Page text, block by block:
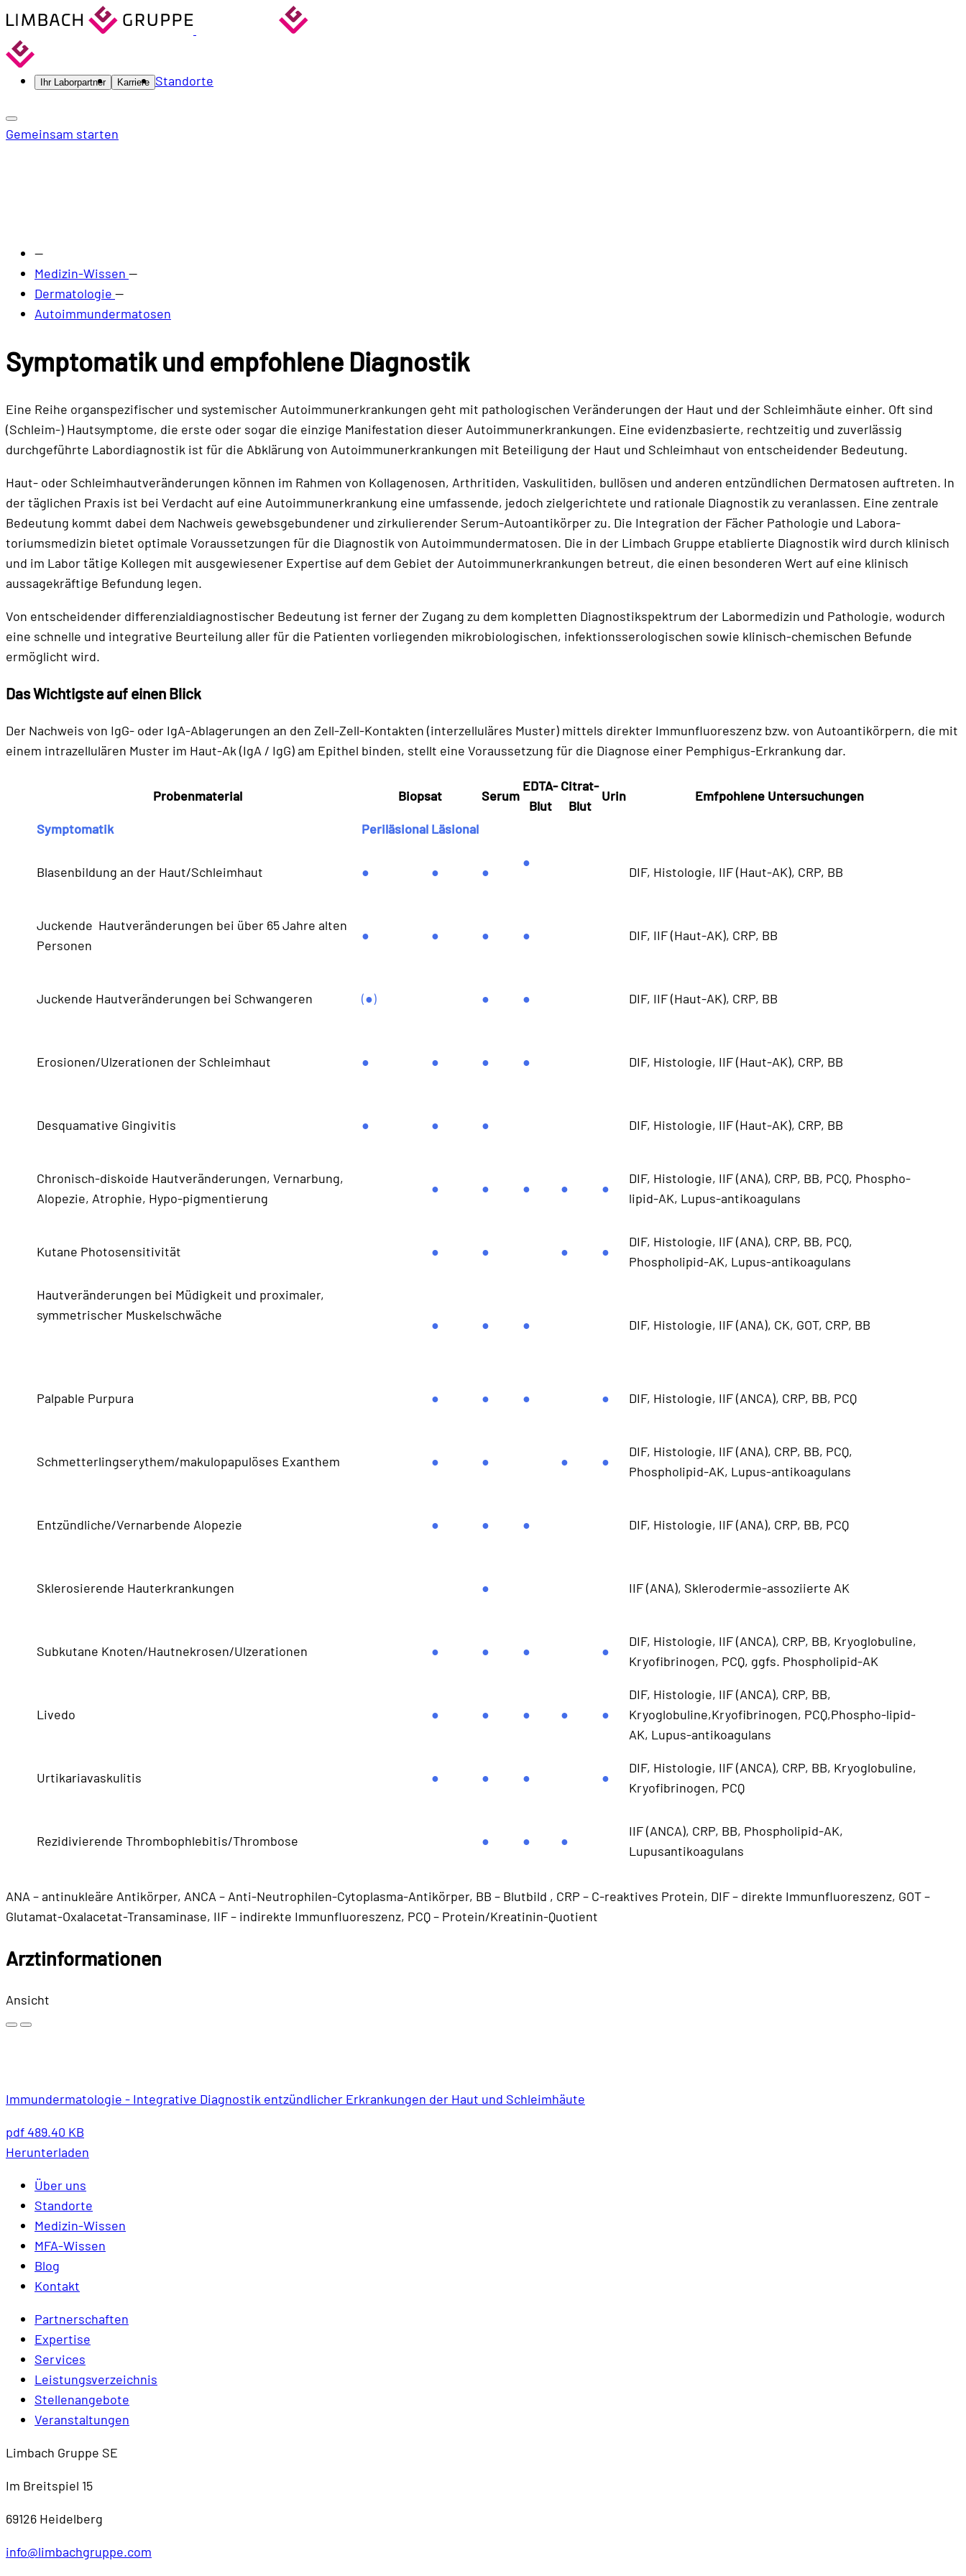
Ihr Laborpartner Karriere Standorte
Gemeinsam starten
—
Medizin-Wissen —
Dermatologie —
Autoimmundermatosen
Symptomatik und empfohlene Diagnostik
Eine Reihe organspezifischer und systemischer Auto­immunerkrankungen geht mit pathologischen Veränderungen der Haut und der Schleimhäute ein­her. Oft sind
(Schleim-) Hautsymptome, die erste oder sogar die einzige Manifestation dieser Autoimmuner­kran­­kungen. Eine evidenzbasierte, recht­zeitig und zu­ver­lässig
durchgeführte Labor­diagnostik ist für die Ab­klärung von Auto­immun­erkrankungen mit Betei­ligung der Haut und Schleim­haut von entscheidender Bedeutung.
Haut- oder Schleimhautveränderungen können im Ra­h­men von Kollagenosen, Arthritiden, Vas­kulitiden, bul­lösen und anderen entzündlichen Dermatosen auftre­ten. In
der täglichen Praxis ist bei Verdacht auf eine Autoimmunerkrankung eine umfassende, je­doch zielgerichtete und rationale Diagnostik zu ver­anlassen. Eine zentrale
Bedeutung kommt dabei dem Nachweis gewebs­gebundener und zirkulierender Se­rum-Auto­­antikörper zu. Die Integration der Fächer Pathologie und Labora­
toriumsmedizin bietet optimale Voraussetzungen für die Diagnostik von Autoimmun­dermatosen. Die in der Limbach Gruppe etablierte Diagnostik wird durch klinisch
und im Labor tätige Kolle­gen mit ausgewiesener Expertise auf dem Gebiet der Autoimmun­erkrankungen betreut, die einen beson­deren Wert auf eine klinisch
aussagekräftige Befundung legen.
Von entscheidender differenzialdiagnostischer Bedeutung ist ferner der Zugang zu dem kompletten Dia­gnostikspektrum der Labormedizin und Patho­logie, wodurch
eine schnelle und integrative Beurtei­lung aller für die Patienten vorliegenden mikrobio­logischen, infektionsserologischen sowie klinisch-che­mischen Befunde
ermöglicht wird.
Das Wichtigste auf einen Blick
Der Nachweis von IgG- oder IgA-Ablagerungen an den Zell-Zell-Kontakten (interzelluläres Muster) mittels direkter Immunfluoreszenz bzw. von Autoantikörpern, die mit
einem intrazellulären Muster im Haut-Ak (IgA / IgG) am Epithel binden, stellt eine Voraussetzung für die Diagnose einer Pemphigus-Erkrankung dar.
Probenmaterial Biopsat Serum
EDTA-
Blut
Citrat-
Blut
Urin Emfpohlene Untersuchungen
Symptomatik Periläsional Läsional
Blasenbildung an der Haut/Schleimhaut ● ● ●
●
DIF, Histologie, IIF (Haut-AK), CRP, BB
Juckende Hautveränderungen bei über 65 Jahre alten
Personen
● ● ● ● DIF, IIF (Haut-AK), CRP, BB
Juckende Hautveränderungen bei Schwangeren (●) ● ● DIF, IIF (Haut-AK), CRP, BB
Erosionen/Ulzerationen der Schleimhaut ● ● ● ● DIF, Histologie, IIF (Haut-AK), CRP, BB
Desquamative Gingivitis ● ● ● DIF, Histologie, IIF (Haut-AK), CRP, BB
Chronisch-diskoide Hautveränderungen, Vernarbung,
Alopezie, Atrophie, Hypo-pigmentierung
● ● ● ● ●
DIF, Histologie, IIF (ANA), CRP, BB, PCQ, Phospho-
lipid-AK, Lupus-antikoagulans
Kutane Photosensitivität ● ● ● ●
DIF, Histologie, IIF (ANA), CRP, BB, PCQ,
Phospholipid-AK, Lupus-antikoagulans
Hautveränderungen bei Müdigkeit und proximaler,
symmetrischer Muskelschwäche
● ● ● DIF, Histologie, IIF (ANA), CK, GOT, CRP, BB
Palpable Purpura ● ● ● ● DIF, Histologie, IIF (ANCA), CRP, BB, PCQ
Schmetterlingserythem/makulopapulöses Exanthem ● ● ● ●
DIF, Histologie, IIF (ANA), CRP, BB, PCQ,
Phospholipid-AK, Lupus-antikoagulans
Entzündliche/Vernarbende Alopezie ● ● ● DIF, Histologie, IIF (ANA), CRP, BB, PCQ
Sklerosierende Hauterkrankungen ● IIF (ANA), Sklerodermie-assoziierte AK
Subkutane Knoten/Hautnekrosen/Ulzerationen ● ● ● ●
DIF, Histologie, IIF (ANCA), CRP, BB, Kryoglobuline,
Kryofibrinogen, PCQ, ggfs. Phospholipid-AK
Livedo ● ● ● ● ●
DIF, Histologie, IIF (ANCA), CRP, BB,
Kryoglobuline,Kryofibrinogen, PCQ,Phospho-lipid-
AK, Lupus-antikoagulans
Urtikariavaskulitis ● ● ● ●
DIF, Histologie, IIF (ANCA), CRP, BB, Kryoglobuline,
Kryofibrinogen, PCQ
Rezidivierende Thrombophlebitis/Thrombose ● ● ●
IIF (ANCA), CRP, BB, Phospholipid-AK,
Lupusantikoagulans
ANA – antinukleäre Antikörper, ANCA – Anti-Neutrophilen-Cytoplasma-Antikörper, BB – Blutbild , CRP – C-reaktives Protein, DIF – direkte Immunfluoreszenz, GOT –
Glutamat-Oxalacetat-Transaminase, IIF – indirekte Immunfluoreszenz, PCQ – Protein/Kreatinin-Quotient
Arztinformationen
Ansicht
Immundermatologie - Integrative Diagnostik entzündlicher Erkrankungen der Haut und Schleimhäute
pdf489.40 KB
Herunterladen
Über uns
Standorte
Medizin-Wissen
MFA-Wissen
Blog
Kontakt
Partnerschaften
Expertise
Services
Leistungsverzeichnis
Stellenangebote
Veranstaltungen
Limbach Gruppe SE
Im Breitspiel 15
69126 Heidelberg
info@limbachgruppe.com